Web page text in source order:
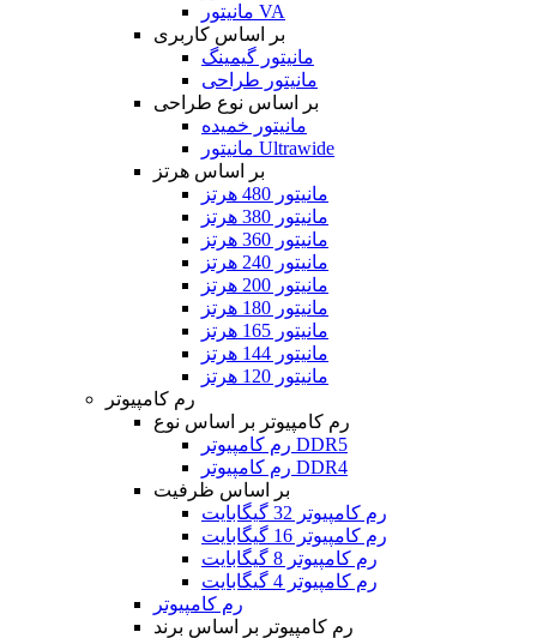
مانیتور VA
بر اساس کاربری
مانیتور گیمینگ
مانیتور طراحی
بر اساس نوع طراحی
مانیتور خمیده
مانیتور Ultrawide
بر اساس هرتز
مانیتور 480 هرتز
مانیتور 380 هرتز
مانیتور 360 هرتز
مانیتور 240 هرتز
مانیتور 200 هرتز
مانیتور 180 هرتز
مانیتور 165 هرتز
مانیتور 144 هرتز
مانیتور 120 هرتز
رم کامپیوتر
رم کامپیوتر بر اساس نوع
رم کامپیوتر DDR5
رم کامپیوتر DDR4
بر اساس ظرفیت
رم کامپیوتر 32 گیگابایت
رم کامپیوتر 16 گیگابایت
رم کامپیوتر 8 گیگابایت
رم کامپیوتر 4 گیگابایت
رم کامپیوتر
رم کامپیوتر بر اساس برند